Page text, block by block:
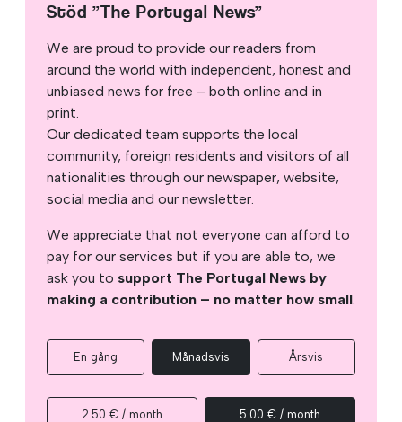
Stöd ”The Portugal News”
We are proud to provide our readers from
around the world with independent, honest and
unbiased news for free – both online and in
print.
Our dedicated team supports the local
community, foreign residents and visitors of all
nationalities through our newspaper, website,
social media and our newsletter.
We appreciate that not everyone can afford to
pay for our services but if you are able to, we
ask you to support The Portugal News by
making a contribution – no matter how small.
En gång Månadsvis Årsvis
2.50 € / month 5.00 € / month